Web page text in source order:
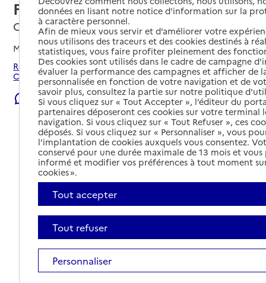
Fondation Bompard
Courcelles-Chaussy, MOSELLE
Mis à jour le06/08/2026
Rechercher les établissements et services autour de
Courcelles-Chaussy.
Signaler une erreur
données en lisant notre notice d’information sur la
à caractère personnel.
Afin de mieux vous servir et d’améliorer votre
nous utilisons des traceurs et des cookies destinés à
statistiques, vous faire profiter pleinement des
Des cookies sont utilisés dans le cadre de campagne
évaluer la performance des campagnes et afficher de
personnalisée en fonction de votre navigation et de
savoir plus, consultez la partie sur notre politique
Si vous cliquez sur « Tout Accepter », l’éditeur du
partenaires déposeront ces cookies sur votre terminal
navigation. Si vous cliquez sur « Tout Refuser », ces
déposés. Si vous cliquez sur « Personnaliser », vous
l’implantation de cookies auxquels vous consentez.
conservé pour une durée maximale de 13 mois et
informé et modifier vos préférences à tout moment
cookies ».
Tout accepter
Tout refuser
Personnaliser